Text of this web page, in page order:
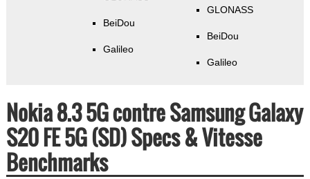
BeiDou
Galileo
GLONASS
BeiDou
Galileo
Nokia 8.3 5G contre Samsung Galaxy
S20 FE 5G (SD) Specs & Vitesse
Benchmarks